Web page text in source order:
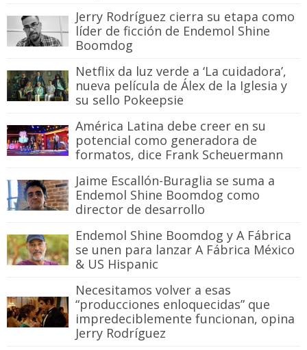
Jerry Rodríguez cierra su etapa como
líder de ficción de Endemol Shine
Boomdog
Netflix da luz verde a ‘La cuidadora’,
nueva película de Álex de la Iglesia y
su sello Pokeepsie
América Latina debe creer en su
potencial como generadora de
formatos, dice Frank Scheuermann
Jaime Escallón-Buraglia se suma a
Endemol Shine Boomdog como
director de desarrollo
Endemol Shine Boomdog y A Fábrica
se unen para lanzar A Fábrica México
& US Hispanic
Necesitamos volver a esas
“producciones enloquecidas” que
impredeciblemente funcionan, opina
Jerry Rodríguez